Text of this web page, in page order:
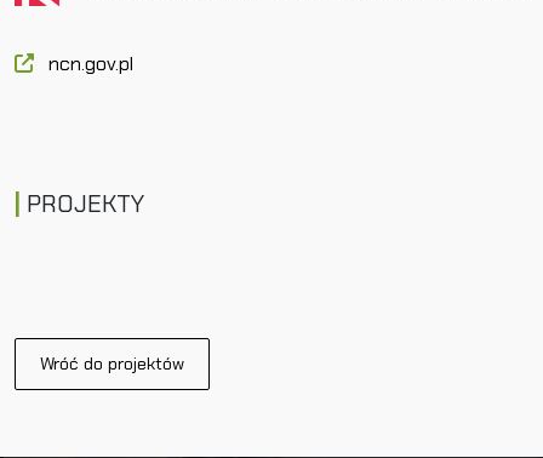
PROJEKTY
ncn.gov.pl
Wróć do projektów